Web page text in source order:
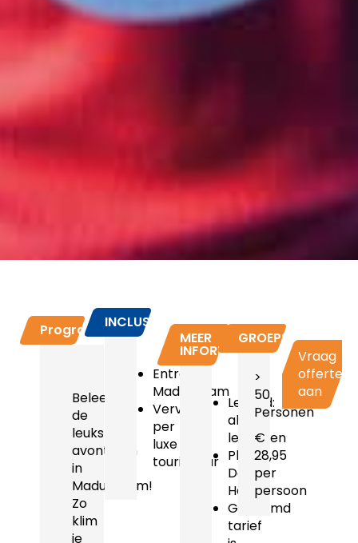
Programma
Beleef
de
leukste
avonturen
in
Madurodam!
Zo
klim
je
INCLUSIEF
Entree
Madurodam
Vervoer
per
luxe
touringcar
MEER
INFORMATIE
Leeftijd:
alle
leeftijden
Plaats:
Den
Haag
Genoemd
tarief
GROEPSPRIJZEN
>
50
Personen
€
28,95
per
persoon
Vraag
offerte
aan